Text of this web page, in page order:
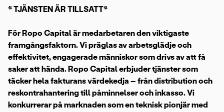
* TJÄNSTEN ÄR TILLSATT*
För Ropo Capital är medarbetaren den viktigaste
framgångsfaktorn. Vi präglas av arbetsglädje och
effektivitet, engagerade människor som drivs av att få
saker att hända. Ropo Capital erbjuder tjänster som
täcker hela fakturans värdekedja – från distribution och
reskontrahantering till påminnelser och inkasso. Vi
konkurrerar på marknaden som en teknisk pionjär med